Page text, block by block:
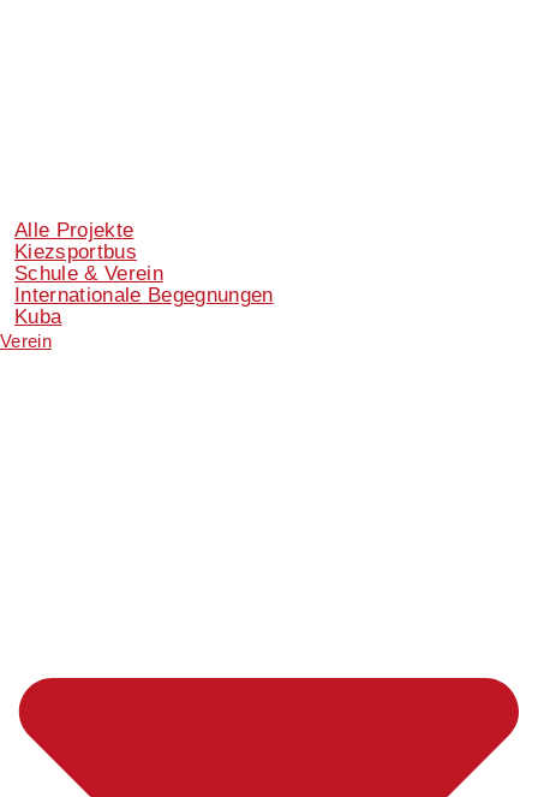
Alle Projekte
Kiezsportbus
Schule & Verein
Internationale Begegnungen
Kuba
Verein